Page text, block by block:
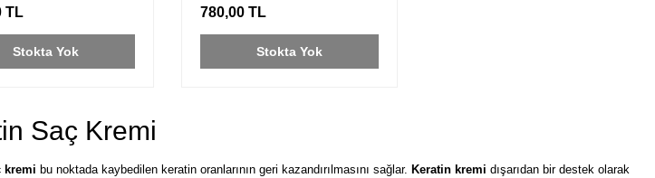
TL
Stokta Yok
780,00 TL
Stokta Yok
Saç Kremi
kremi bu noktada kaybedilen keratin oranlarının geri kazandırılmasını sağlar. Keratin kremi dışarıdan bir destek olarak